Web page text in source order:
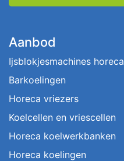
Aanbod
Ijsblokjesmachines horeca
Barkoelingen
Horeca vriezers
Koelcellen en vriescellen
Horeca koelwerkbanken
Horeca koelingen